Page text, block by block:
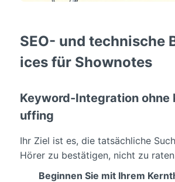
SEO- und technische
ices für Shownotes
Keyword-Integration ohne
uffing
Ihr Ziel ist es, die tatsächliche
Hörer zu bestätigen, nicht zu
Beginnen Sie mit Ihrem